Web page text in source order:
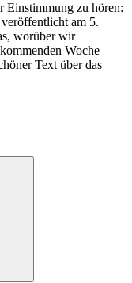
Einstimmung zu hören:
veröffentlicht am 5.
worüber wir
Woche
Text über das